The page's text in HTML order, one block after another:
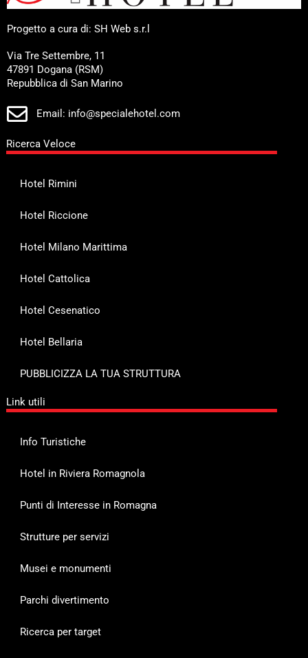
Progetto a cura di: SH Web s.r.l
Via Tre Settembre, 11
47891 Dogana (RSM)
Repubblica di San Marino
Email: info@specialehotel.com
Ricerca Veloce
Hotel Rimini
Hotel Riccione
Hotel Milano Marittima
Hotel Cattolica
Hotel Cesenatico
Hotel Bellaria
PUBBLICIZZA LA TUA STRUTTURA
Link utili
Info Turistiche
Hotel in Riviera Romagnola
Punti di Interesse in Romagna
Strutture per servizi
Musei e monumenti
Parchi divertimento
Ricerca per target